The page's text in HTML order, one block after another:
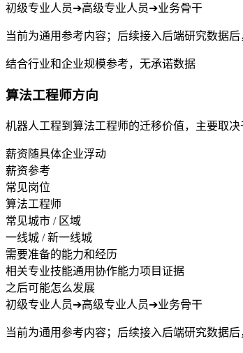
初级专业人员➔高级专业人员➔业务骨干
当前为通用参考内容；后续接入后端研究数据
结合行业和企业规模参考，无承诺数据
算法工程师方向
机器人工程到算法工程师的迁移价值，主要取
薪资随具体企业浮动
薪资参考
常见岗位
算法工程师
常见城市 / 区域
一线城 / 新一线城
需要准备的能力和经历
相关专业技能通用协作能力项目证据
之后可能怎么发展
初级专业人员➔高级专业人员➔业务骨干
当前为通用参考内容；后续接入后端研究数据